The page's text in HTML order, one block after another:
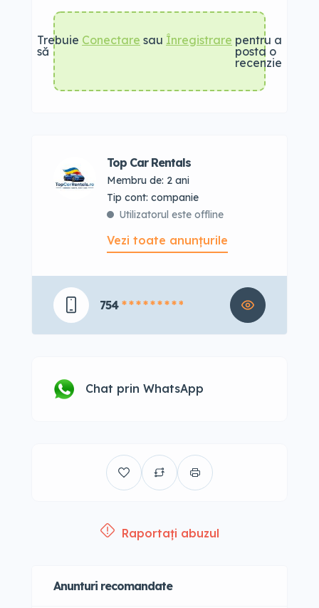
Trebuie
să
Conectare sau Înregistrare pentru a
posta o
recenzie
Top Car Rentals
Membru de: 2 ani
tip cont: companie
Utilizatorul este offline
Vezi toate anunțurile
754 * * * * * * * * *
Chat prin WhatsApp
Raportați abuzul
Anunturi recomandate